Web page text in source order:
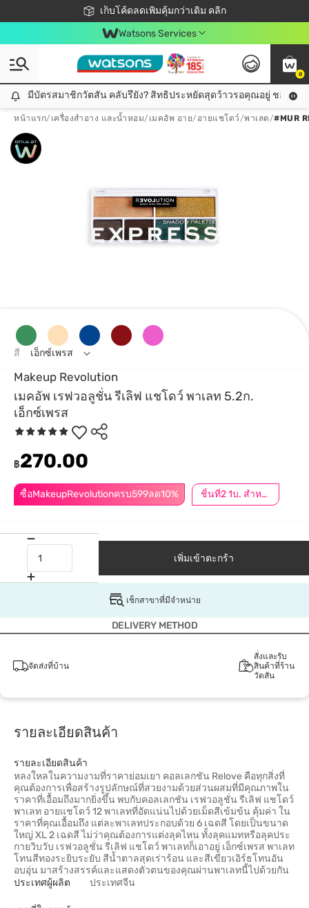
เก็บโค้ดลดเพิ่มคุ้มกว่าเดิม คลิก
ชอปออนไลน์ครั้งแรก ลดเพิ่มจุก ๆ 10%! 🎉
📦ส่งฟรี! เมื่อชอป 499฿
สมาชิกวัตสัน คลับดียังไง?
Watsons Services
0
มีบัตรสมาชิกวัตสัน คลับรึยัง? สิทธิประหยัดสุดว้าวรอคุณอยู่ ชอปคุ้มกว่าเดิม คลิก!
มีบัตรสมาชิกวัตสัน คลับรึยัง? สิทธิประหยัดสุดว้าวรอคุณอยู่ ชอปคุ้มก
หน้าแรก/ เครื่องสำอาง และน้ำหอม/ เมคอัพ อาย/ อายแชโดว์/พาเลต/#MUR
Makeup Revolution
เมคอัพ เรฟวอลูชั่น รีเลิฟ แชโดว์ พาเลท 5.2ก.
เอ็กซ์เพรส
ซื้อMakeupRevolutionครบ599ลด10% ชิ้นที่2 1บ. สำหรับสมาชิก │ กดสินค้า 2 ชิ้นเพื่อรับโปรโมชันนี้
฿270.00
สี เอ็กซ์เพรส
เพิ่มเข้าตะกร้า
เช็กสาขาที่มีจำหน่าย
DELIVERY METHOD
จัดส่งที่บ้าน
สั่งและรับ
สินค้าที่ร้าน
วัตสัน
รายละเอียดสินค้า
รายละเอียดสินค้า
หลงใหลในความงามที่ราคาย่อมเยา คอลเลกชัน Relove คือทุกสิ่งที่
คุณต้องการเพื่อสร้างรูปลักษณ์ที่สวยงามด้วยส่วนผสมที่มีคุณภาพใน
ราคาที่เอื้อมถึงมากยิ่งขึ้น พบกับคอลเลกชัน เรฟวอลูชั่น รีเลิฟ แชโดว์
พาเลท อายแชโดว์ 12 พาเลทที่อัดแน่นไปด้วยเม็ดสีเข้มข้น คุ้มค่า ใน
ราคาที่คุณเอื้อมถึง แต่ละพาเลทประกอบด้วย 6 เฉดสี โดยเป็นขนาด
ใหญ่ XL 2 เฉดสี ไม่ว่าคุณต้องการแต่งลุคไหน ทั้งลุคแมทหรือลุคประ
กายวิบวับ เรฟวอลูชั่น รีเลิฟ แชโดว์ พาเลทก็เอาอยู่ เอ็กซ์เพรส พาเลท
โทนสีทองระยิบระยับ สีน้ำตาลสุดเร่าร้อน และสีเขียวเอิร์ธโทนอัน
อบอุ่น มาสร้างสรรค์และแสดงตัวตนของคุณผ่านพาเลทนี้ไปด้วยกัน
ประเทศผู้ผลิต
ประเทศจีน